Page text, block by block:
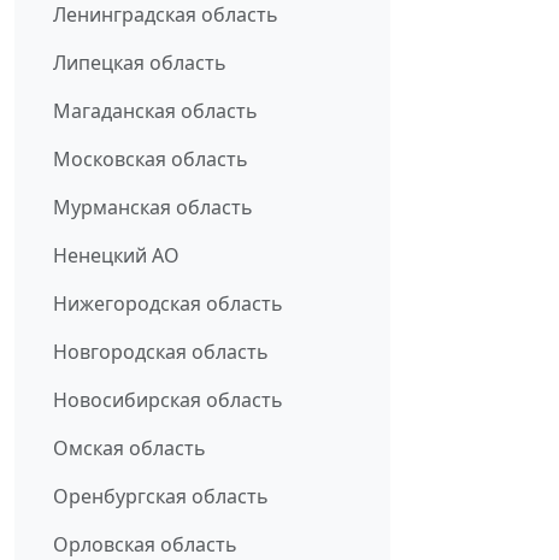
Ленинградская область
Липецкая область
Магаданская область
Московская область
Мурманская область
Ненецкий АО
Нижегородская область
Новгородская область
Новосибирская область
Омская область
Оренбургская область
Орловская область